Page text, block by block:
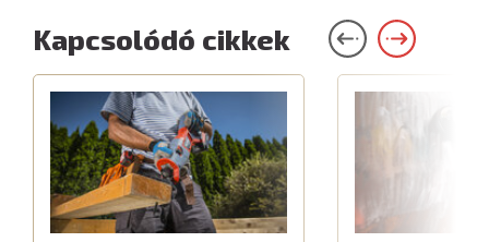
Kapcsolódó cikkek